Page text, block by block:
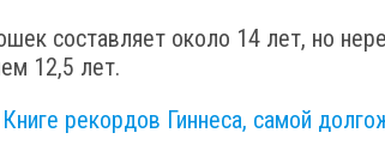
составляет около 14 лет, но
12,5 лет.
рекордов Гиннеса, самой